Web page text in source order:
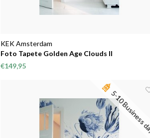
KEK Amsterdam
Foto Tapete Golden Age Clouds II
€149,95
5-10 Business days